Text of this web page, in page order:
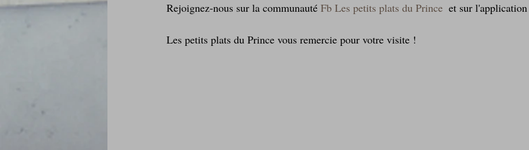
Rejoignez-nous sur la communauté Fb Les petits plats du Prince
  et sur l'application
Les petits plats du Prince vous remercie pour votre visite !